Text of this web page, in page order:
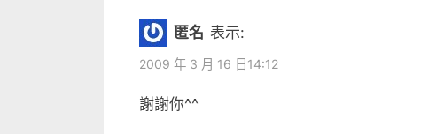
匿名 表示:
2009 年 3 月 16 日14:12
謝謝你^^